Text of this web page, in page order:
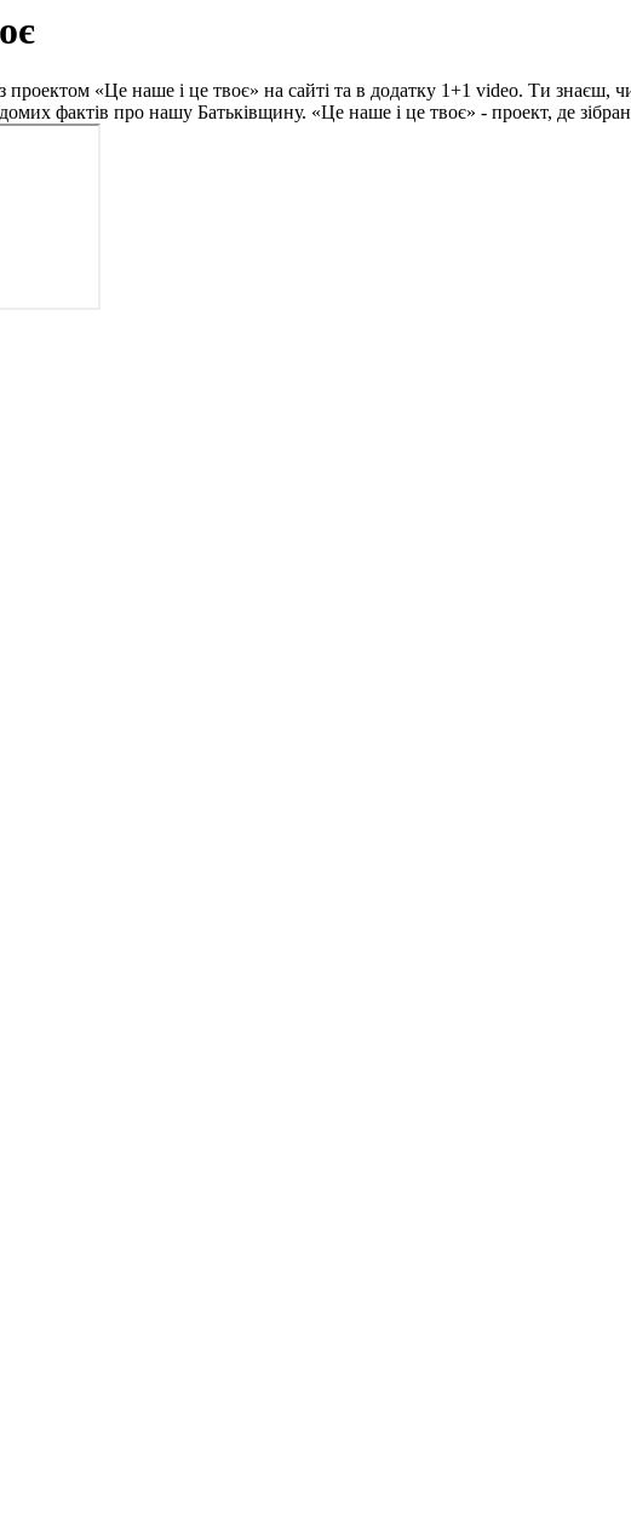
проектом «Це наше і це твоє» на сайті та в додатку 1+1 video. Ти знаєш,
фактів про нашу Батьківщину. «Це наше і це твоє» - проект, де